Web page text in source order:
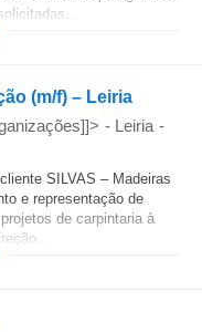
(m/f) – Leiria
- Leiria -
SILVAS – Madeiras
e representação de
de carpintaria à